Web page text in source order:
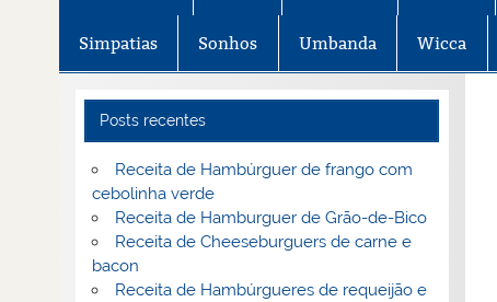
Simpatias Sonhos Umbanda Wicca
Posts recentes
Receita de Hambúrguer de frango com
cebolinha verde
Receita de Hamburguer de Grão-de-Bico
Receita de Cheeseburguers de carne e
bacon
Receita de Hambúrgueres de requeijão e